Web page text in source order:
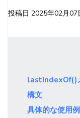
投稿日 2025年02月07
lastIndexOf()
構文
具体的な使用例